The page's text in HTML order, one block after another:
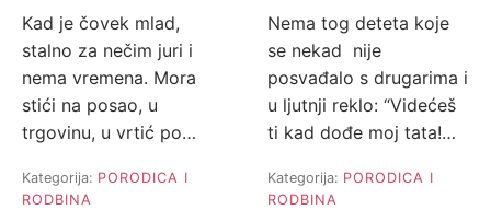
Kad je čovek mlad,
stalno za nečim juri i
nema vremena. Mora
stići na posao, u
trgovinu, u vrtić po…
Kategorija: PORODICA I
RODBINA
Nema tog deteta koje
se nekad nije
posvađalo s drugarima i
u ljutnji reklo: “Videćeš
ti kad dođe moj tata!…
Kategorija: PORODICA I
RODBINA